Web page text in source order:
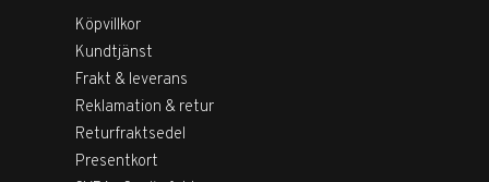
Köpvillkor
Kundtjänst
Frakt & leverans
Reklamation & retur
Returfraktsedel
Presentkort